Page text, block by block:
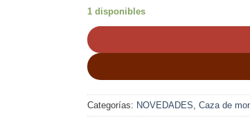
1 disponibles
Categorías: NOVEDADES Caza de